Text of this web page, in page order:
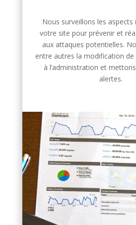
Nous surveillons les
votre site pour prévenir et
aux attaques potentielles.
entre autres la modification de
à l’administration et
alertes.